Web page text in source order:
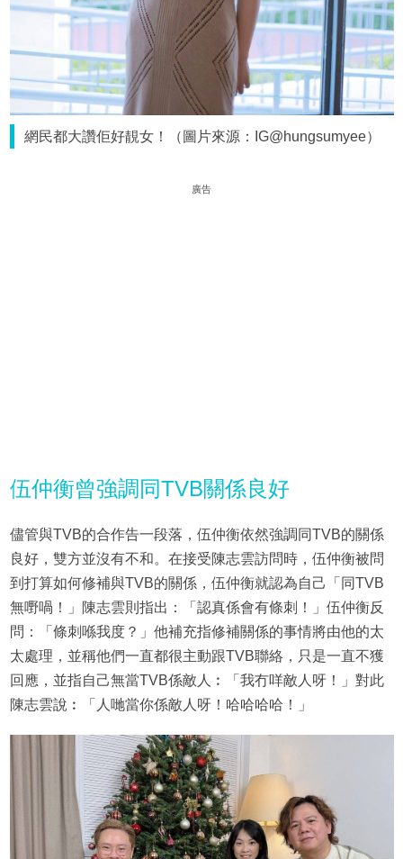
網民都大讚佢好靚女！（圖片來源：IG@hungsumyee）
廣告
伍仲衡曾強調同TVB關係良好
儘管與TVB的合作告一段落，伍仲衡依然強調同TVB的關係
良好，雙方並沒有不和。在接受陳志雲訪問時，伍仲衡被問
到打算如何修補與TVB的關係，伍仲衡就認為自己「同TVB
無嘢喎！」陳志雲則指出：「認真係會有條刺！」伍仲衡反
問：「條刺喺我度？」他補充指修補關係的事情將由他的太
太處理，並稱他們一直都很主動跟TVB聯絡，只是一直不獲
回應，並指自己無當TVB係敵人︰「我冇咩敵人呀！」對此
陳志雲說︰「人哋當你係敵人呀！哈哈哈哈！」